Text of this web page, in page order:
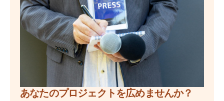
あなたのプロジェクトを広めませんか？